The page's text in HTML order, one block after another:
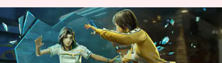
డిసెంబర్ 30న ఉచిత Fire MAX
కోడ్‌లు: ఎలా రీడీమ్ చేయాలి
వ్రాసిన వారు Nishkala Sathivada Dec 30, 2022 01:07 pm